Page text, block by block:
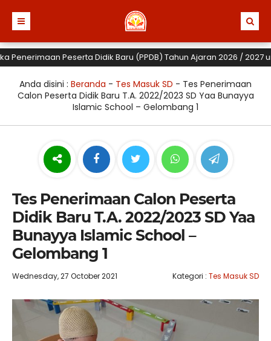
Peserta Didik Baru (PPDB) Tahun Ajaran 2026 / 2027
Anda disini : Beranda - Tes Masuk SD - Tes Penerimaan
Calon Peserta Didik Baru T.A. 2022/2023 SD Yaa Bunayya
Islamic School – Gelombang 1
Tes Penerimaan Calon Peserta
Didik Baru T.A. 2022/2023 SD Yaa
Bunayya Islamic School –
Gelombang 1
Wednesday, 27 October 2021 Kategori : Tes Masuk SD